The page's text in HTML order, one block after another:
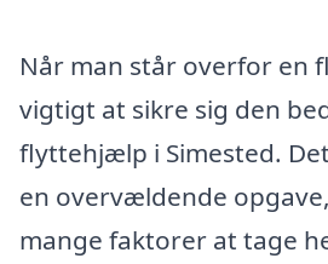
Når man står overfor en
vigtigt at sikre sig den
flyttehjælp i Simested.
en overvældende
mange faktorer at tage